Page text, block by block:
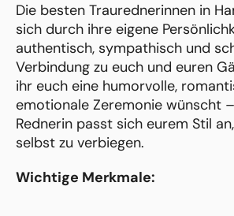
Die besten Traurednerinnen in
sich durch ihre eigene
authentisch, sympathisch und
Verbindung zu euch und euren
ihr euch eine humorvolle,
emotionale Zeremonie wünscht
Rednerin passt sich eurem Stil
selbst zu verbiegen.
Wichtige Merkmale: